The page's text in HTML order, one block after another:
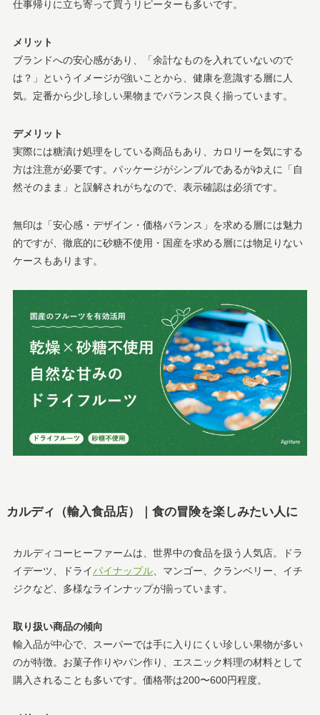
仕事帰りに立ち寄って買うリピーターも多いです。
メリット
ブランドへの安心感があり、「余計なものを入れていないので
は？」というイメージが強いことから、健康を意識する層に人
気。定番から少し珍しい果物までバランス良く揃っています。
デメリット
実際には糖漬け処理をしている商品もあり、カロリーを気にする
方は注意が必要です。パッケージがシンプルであるがゆえに「自
然そのまま」と誤解されがちなので、表示確認は必須です。
無印は「安心感・デザイン・価格バランス」を求める層には魅力
的ですが、徹底的に砂糖不使用・国産を求める層には物足りない
ケースもあります。
カルディ（輸入食品店）｜食の冒険を楽しみたい人に
カルディコーヒーファームは、世界中の食品を扱う人気店。ドラ
イデーツ、ドライパイナップル、マンゴー、クランベリー、イチ
ジクなど、多様なラインナップが揃っています。
取り扱い商品の傾向
輸入品が中心で、スーパーでは手に入りにくい珍しい果物が多い
のが特徴。お菓子作りやパン作り、エスニック料理の材料として
購入されることも多いです。価格帯は200〜600円程度。